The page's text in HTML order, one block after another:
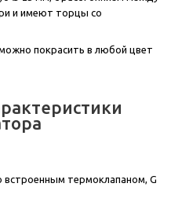
и имеют торцы со
покрасить в любой цвет
термоклапаном, G